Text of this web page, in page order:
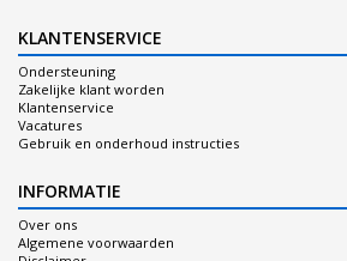
KLANTENSERVICE
Ondersteuning
Zakelijke klant worden
Klantenservice
Vacatures
Gebruik en onderhoud instructies
INFORMATIE
Over ons
Algemene voorwaarden